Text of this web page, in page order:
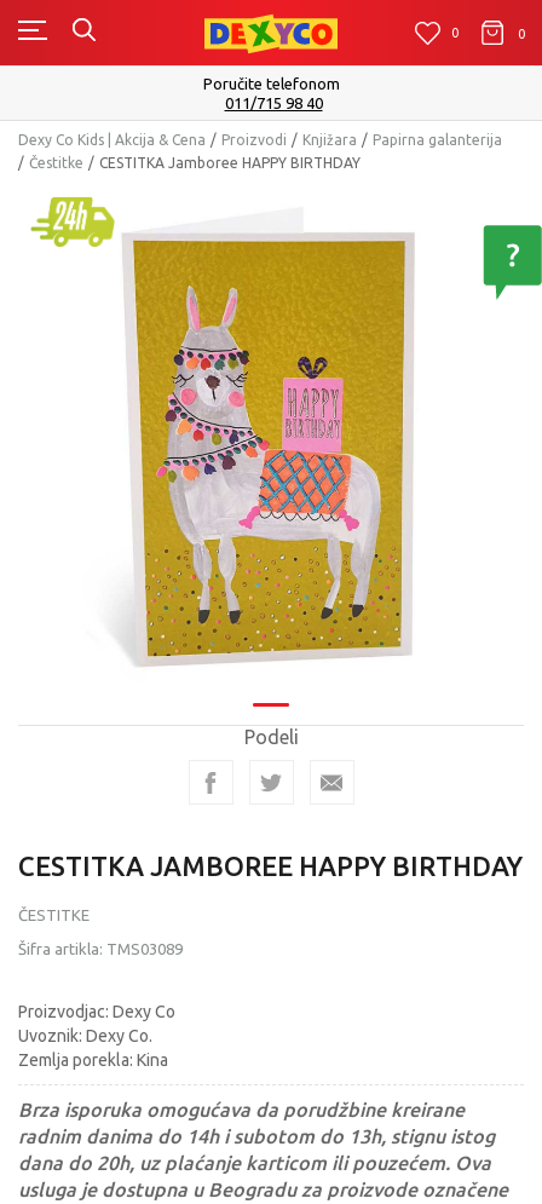
0 0 0
Poručite telefonom
011/715 98 40
Dexy Co Kids | Akcija & Cena Proizvodi Knjižara
Papirna galanterija
Čestitke
CESTITKA Jamboree HAPPY BIRTHDAY
Podeli
CESTITKA JAMBOREE HAPPY BIRTHDAY
ČESTITKE
Šifra artikla: TMS03089
Proizvodjac: Dexy Co
Uvoznik: Dexy Co.
Zemlja porekla: Kina
Brza isporuka omogućava da porudžbine kreirane
radnim danima do 14h i subotom do 13h, stignu istog
dana do 20h, uz plaćanje karticom ili pouzećem. Ova
usluga je dostupna u Beogradu za proizvode označene